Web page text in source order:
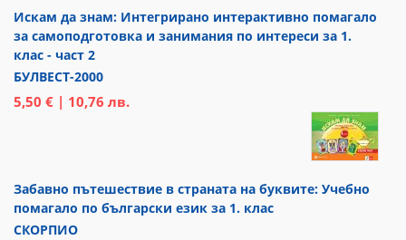
Искам да знам: Интегрирано интерактивно помагало
за самоподготовка и занимания по интереси за 1.
клас - част 2
БУЛВЕСТ-2000
5,50 € | 10,76 лв.
Забавно пътешествие в страната на буквите: Учебно
помагало по български език за 1. клас
СКОРПИО